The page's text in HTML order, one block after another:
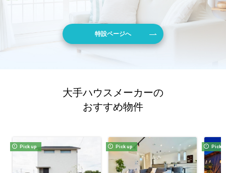
特設ページへ
大手ハウスメーカーの
おすすめ物件
Pick up Pick up Pick